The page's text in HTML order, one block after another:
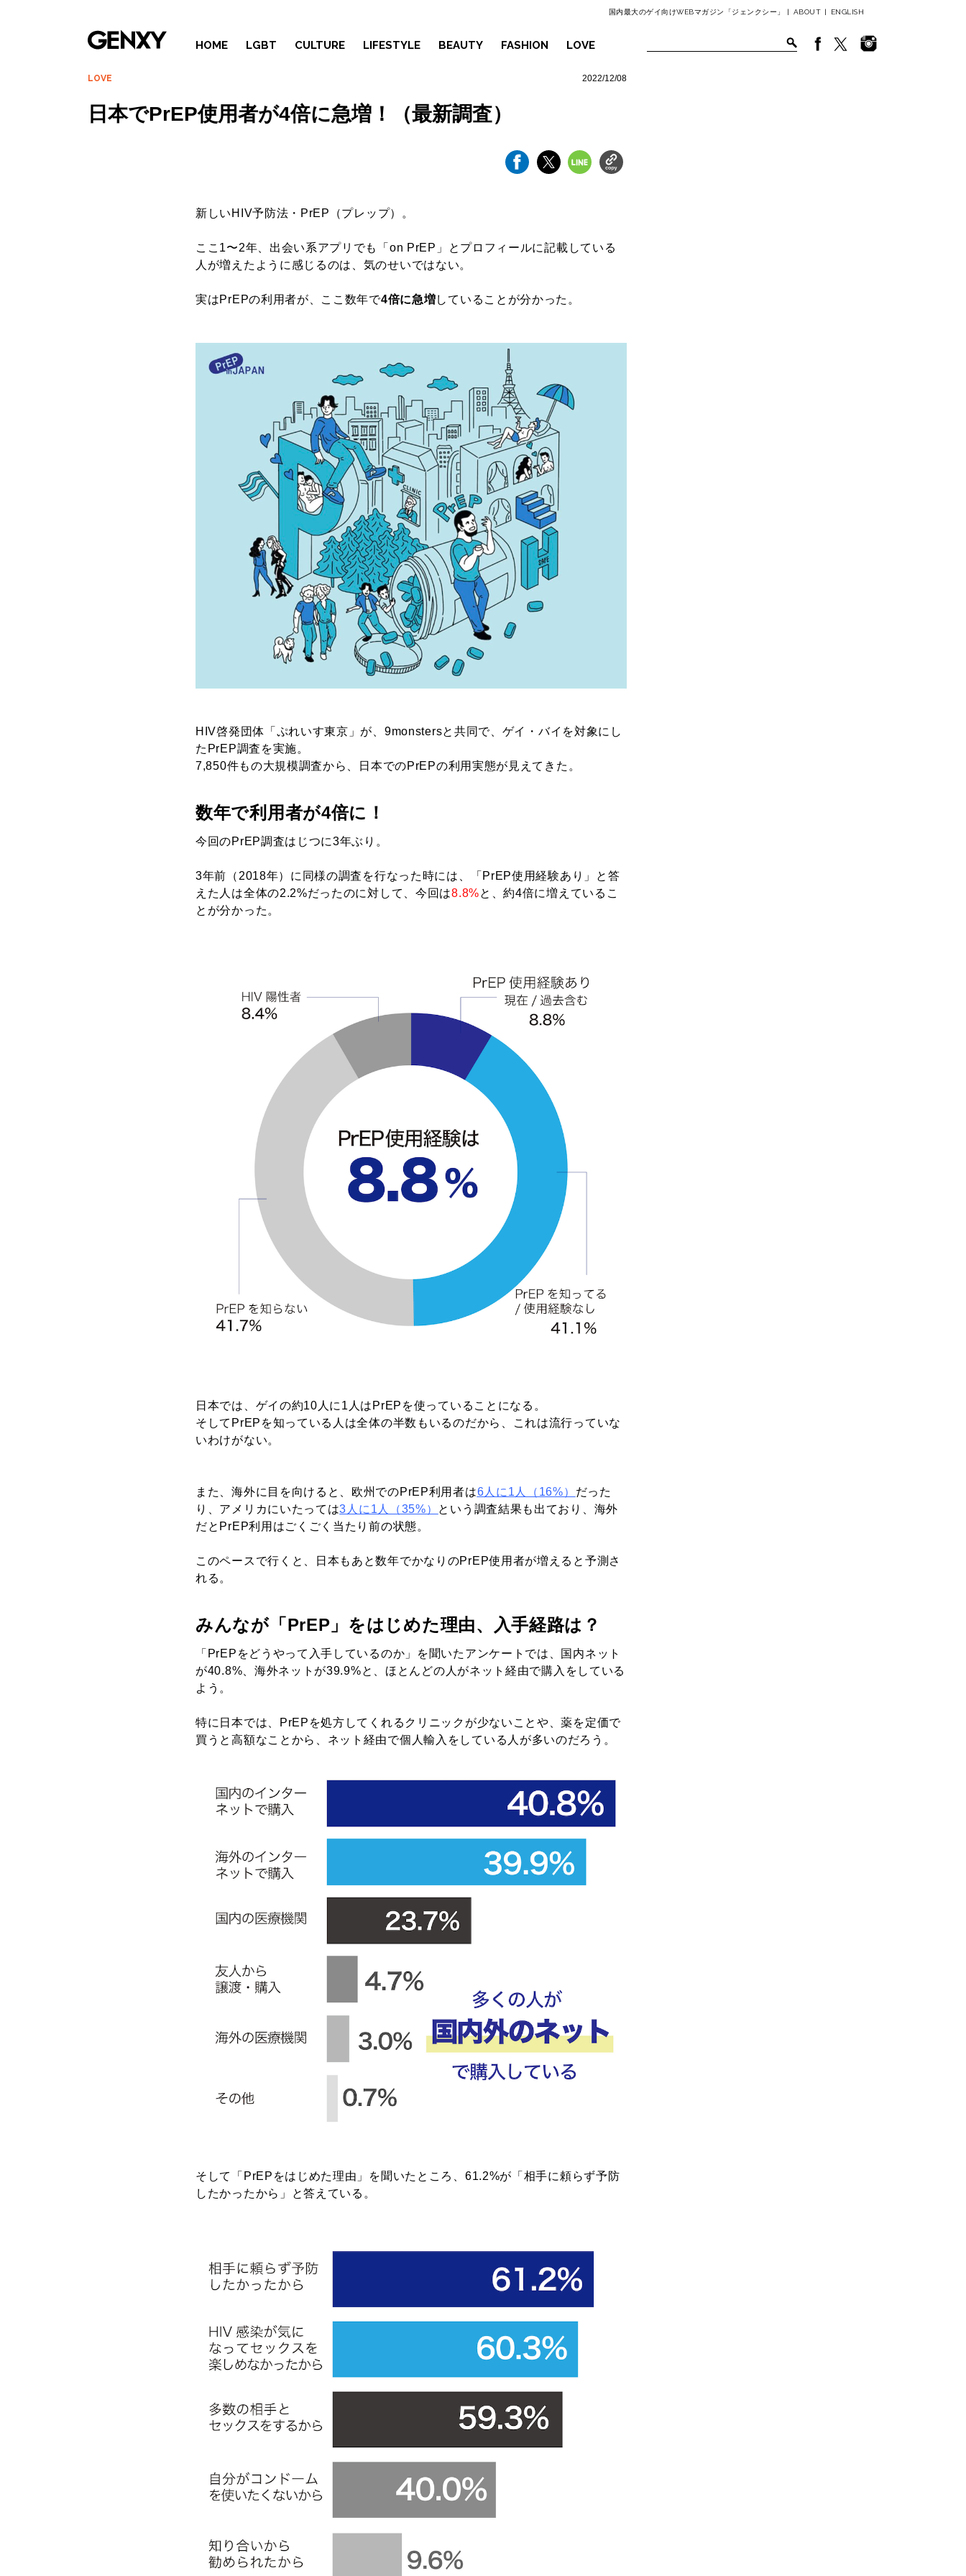
国内最大のゲイ向けWEBマガジン「ジェンクシー」 | ABOUT | ENGLISH
HOME LGBT CULTURE LIFESTYLE BEAUTY FASHION LOVE
LOVE 2022/12/08
日本でPrEP使用者が4倍に急増！（最新調査）
新しいHIV予防法・PrEP（プレップ）。
ここ1〜2年、出会い系アプリでも「on PrEP」とプロフィールに記載している
人が増えたように感じるのは、気のせいではない。
実はPrEPの利用者が、ここ数年で4倍に急増していることが分かった。
HIV啓発団体「ぷれいす東京」が、9monstersと共同で、ゲイ・バイを対象にし
たPrEP調査を実施。
7,850件もの大規模調査から、日本でのPrEPの利用実態が見えてきた。
数年で利用者が4倍に！
今回のPrEP調査はじつに3年ぶり。
3年前（2018年）に同様の調査を行なった時には、「PrEP使用経験あり」と答
えた人は全体の2.2%だったのに対して、今回は8.8%と、約4倍に増えているこ
とが分かった。
日本では、ゲイの約10人に1人はPrEPを使っていることになる。
そしてPrEPを知っている人は全体の半数もいるのだから、これは流行っていな
いわけがない。
また、海外に目を向けると、欧州でのPrEP利用者は6人に1人（16%） だった
り、アメリカにいたっては3人に1人（35%） という調査結果も出ており、海外
だとPrEP利用はごくごく当たり前の状態。
このペースで行くと、日本もあと数年でかなりのPrEP使用者が増えると予測さ
れる。
みんなが「PrEP」をはじめた理由、入手経路は？
「PrEPをどうやって入手しているのか」を聞いたアンケートでは、国内ネット
が40.8%、海外ネットが39.9%と、ほとんどの人がネット経由で購入をしている
よう。
特に日本では、PrEPを処方してくれるクリニックが少ないことや、薬を定価で
買うと高額なことから、ネット経由で個人輸入をしている人が多いのだろう。
そして「PrEPをはじめた理由」を聞いたところ、61.2%が「相手に頼らず予防
したかったから」と答えている。